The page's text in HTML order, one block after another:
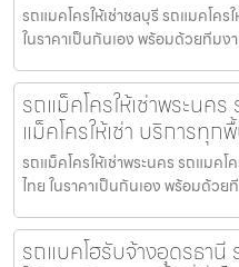
รถแมคโครให้เช่าชลบุรี รถแมคโคร
ในราคาเป็นกันเอง พร้อมด้วยทีม
รถแม็คโครให้เช่าพระนค
แม็คโครให้เช่า บริการทุ
รถแม็คโครให้เช่าพระนคร รถแมคโ
ไทย ในราคาเป็นกันเอง พร้อมด้ว
รถแบคโฮรับจ้างอุดรธานี